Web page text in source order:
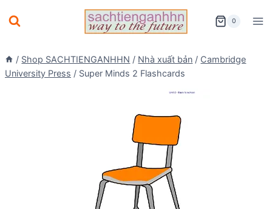
to
0
/ Shop SACHTIENGANHHN / Nhà xuất bản / Cambridge
University Press / Super Minds 2 Flashcards